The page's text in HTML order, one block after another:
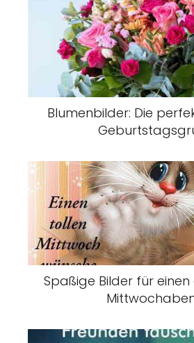
Blumenbilder: Die
Spaßige Bilder für